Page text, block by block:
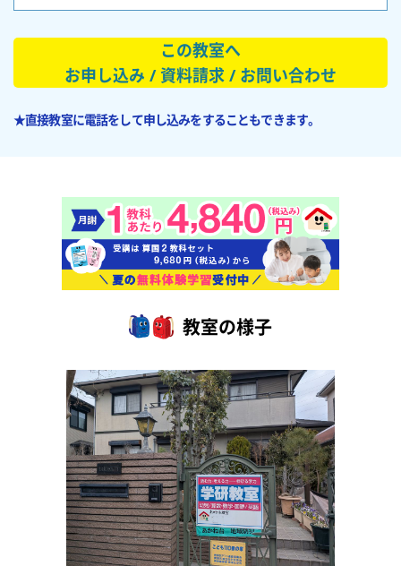
この教室へ
お申し込み / 資料請求 / お問い合わせ
★直接教室に電話をして申し込みをすることもできます。
教室の様子